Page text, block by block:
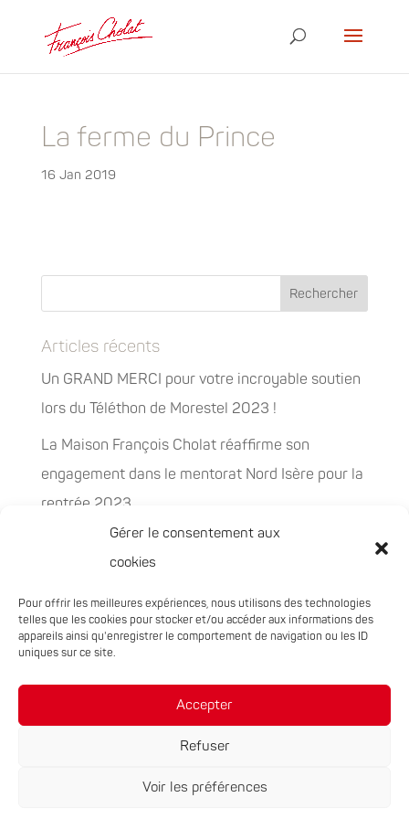
Gérer le consentement aux
cookies
Pour offrir les meilleures expériences, nous utilisons des technologies
telles que les cookies pour stocker et/ou accéder aux informations des
appareils ainsi qu'enregistrer le comportement de navigation ou les ID
uniques sur ce site.
Accepter
Refuser
Voir les préférences
La ferme du Prince
16 Jan 2019
Articles récents
Un GRAND MERCI pour votre incroyable soutien
lors du Téléthon de Morestel 2023 !
La Maison François Cholat réaffirme son
engagement dans le mentorat Nord Isère pour la
rentrée 2023
La Maison François Cholat accueil et participe à
la préservation des espaces naturels sensibles
PEPITES, la nouvelle filière chanvre en
Auvergne-Rhône-Alpes